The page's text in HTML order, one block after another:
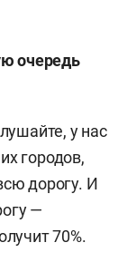
очередь
у нас
городов,
дорогу. И
—
70%.